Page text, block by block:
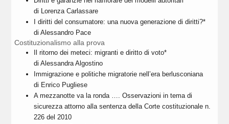
di Lorenza Carlassare
I diritti del consumatore: una nuova generazione di diritti?*
di Alessandro Pace
Costituzionalismo alla prova
Il ritorno dei meteci: migranti e diritto di voto*
di Alessandra Algostino
Immigrazione e politiche migratorie nell’era berlusconiana
di Enrico Pugliese
A mezzanotte va la ronda …. Osservazioni in tema di
sicurezza attorno alla sentenza della Corte costituzionale n.
226 del 2010